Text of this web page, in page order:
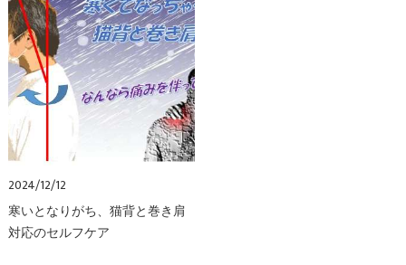
2024/12/12
寒いとなりがち、猫背と巻き肩
対応のセルフケア